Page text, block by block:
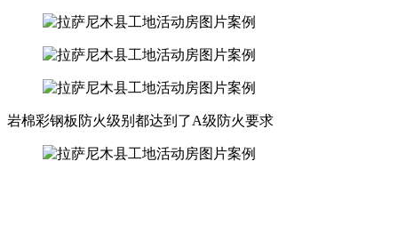
岩棉彩钢板防火级别都达到了A级防火要求